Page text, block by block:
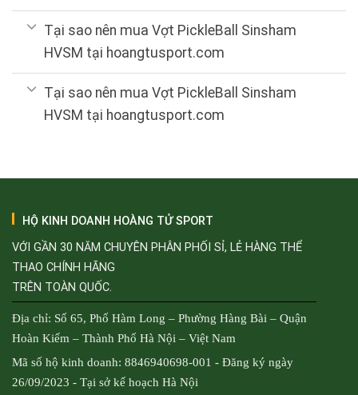
Tại sao nên mua Vợt PickleBall Sinsham
HVSM tại hoangtusport.com
Tại sao nên mua Vợt PickleBall Sinsham
HVSM tại hoangtusport.com
HỘ KINH DOANH HOÀNG TỬ SPORT
VỚI GẦN 30 NĂM CHUYÊN PHÂN PHỐI SỈ, LẺ HÀNG THỂ
THAO CHÍNH HÃNG
TRÊN TOÀN QUỐC.
Địa chỉ: Số 65, Phố Hàm Long – Phường Hàng Bài – Quận
Hoàn Kiếm – Thành Phố Hà Nội – Việt Nam
Mã số hộ kinh doanh: 8846940698-001 - Đăng ký ngày
26/09/2023 - Tại sở kế hoạch Hà Nội